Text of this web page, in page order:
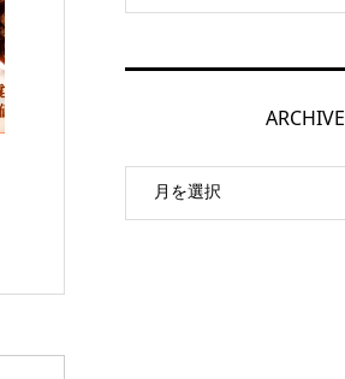
ARCHIVE